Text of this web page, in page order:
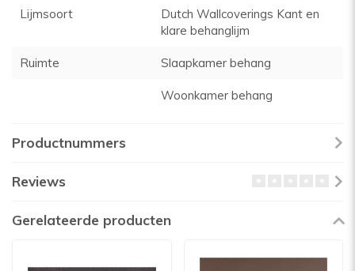
Lijmsoort
Dutch Wallcoverings Kant en
klare behanglijm
Ruimte Slaapkamer behang
Woonkamer behang
Productnummers
Reviews
Gerelateerde producten